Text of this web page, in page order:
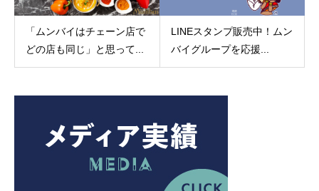
「ムンバイはチェーン店で
どの店も同じ」と思って...
LINEスタンプ販売中！ムン
バイグループを応援...